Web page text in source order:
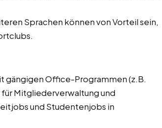
Sprachen können von Vorteil sein,
gängigen Office-Programmen (z.B.
Mitgliederverwaltung und
und Studentenjobs in